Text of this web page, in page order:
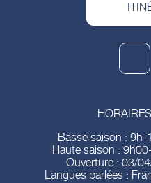
Basse saison :
Haute saison :
Ouverture : 03/
Langues parlées :